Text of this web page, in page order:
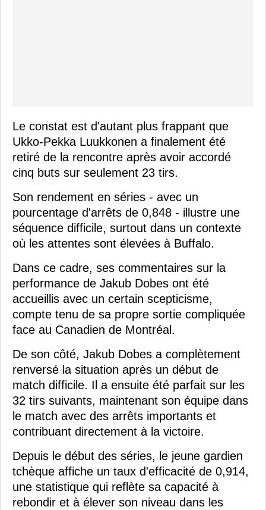
Le constat est d'autant plus frappant que
Ukko-Pekka Luukkonen a finalement été
retiré de la rencontre après avoir accordé
cinq buts sur seulement 23 tirs.
Son rendement en séries - avec un
pourcentage d'arrêts de 0,848 - illustre une
séquence difficile, surtout dans un contexte
où les attentes sont élevées à Buffalo.
Dans ce cadre, ses commentaires sur la
performance de Jakub Dobes ont été
accueillis avec un certain scepticisme,
compte tenu de sa propre sortie compliquée
face au Canadien de Montréal.
De son côté, Jakub Dobes a complètement
renversé la situation après un début de
match difficile. Il a ensuite été parfait sur les
32 tirs suivants, maintenant son équipe dans
le match avec des arrêts importants et
contribuant directement à la victoire.
Depuis le début des séries, le jeune gardien
tchèque affiche un taux d'efficacité de 0,914,
une statistique qui reflète sa capacité à
rebondir et à élever son niveau dans les